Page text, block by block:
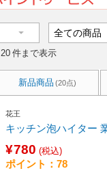
20 件まで表示
新品商品 (20点)
花王
キッチン泡ハイター
¥780 (税込)
ポイント：78